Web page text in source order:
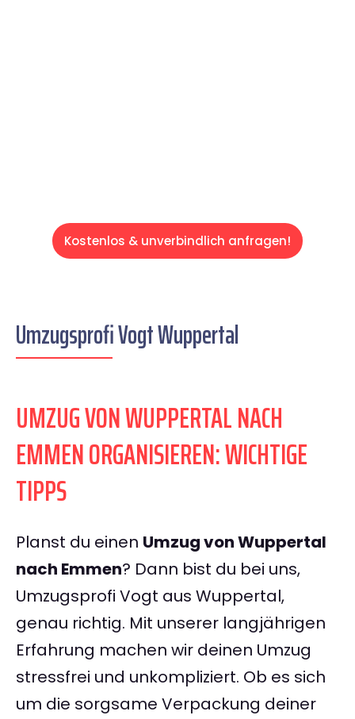
Kostenlos & unverbindlich anfragen!
Umzugsprofi Vogt Wuppertal
UMZUG VON WUPPERTAL NACH
EMMEN ORGANISIEREN: WICHTIGE
TIPPS
Planst du einen Umzug von Wuppertal
nach Emmen? Dann bist du bei uns,
Umzugsprofi Vogt aus Wuppertal,
genau richtig. Mit unserer langjährigen
Erfahrung machen wir deinen Umzug
stressfrei und unkompliziert. Ob es sich
um die sorgsame Verpackung deiner